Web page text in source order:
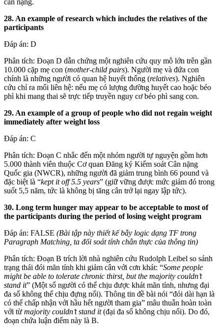
28. An example of research which includes the relatives of the
participants
Đáp án: D
Phân tích: Đoạn D dẫn chứng một nghiên cứu quy mô lớn trên gần
10.000 cặp mẹ con (mother-child pairs). Người mẹ và đứa con
chính là những người có quan hệ huyết thống (relatives). Nghiên
cứu chỉ ra mối liên hệ: nếu mẹ có lượng đường huyết cao hoặc béo
phì khi mang thai sẽ trực tiếp truyền nguy cơ béo phì sang con.
29. An example of a group of people who did not regain weight
immediately after weight loss
Đáp án: C
Phân tích: Đoạn C nhắc đến một nhóm người tự nguyện gồm hơn
5.000 thành viên thuộc Cơ quan Đăng ký Kiểm soát Cân nặng
Quốc gia (NWCR), những người đã giảm trung bình 66 pound và
đặc biệt là “kept it off 5.5 years” (giữ vững được mức giảm đó trong
suốt 5,5 năm, tức là không bị tăng cân trở lại ngay lập tức).
30. Long term hunger may appear to be acceptable to most of
the participants during the period of losing weight program
Đáp án: FALSE (Bài tập này thiết kế bẫy logic dạng TF trong
Paragraph Matching, ta đối soát tính chân thực của thông tin)
Phân tích: Đoạn B trích lời nhà nghiên cứu Rudolph Leibel so sánh
trạng thái đói mãn tính khi giảm cân với cơn khát: “Some people
might be able to tolerate chronic thirst, but the majority couldn’t
stand it” (Một số người có thể chịu được khát mãn tính, nhưng đại
đa số không thể chịu đựng nổi). Thông tin đề bài nói “đói dài hạn là
có thể chấp nhận với hầu hết người tham gia” mâu thuẫn hoàn toàn
với từ majority couldn’t stand it(đại đa số không chịu nổi). Do đó,
đoạn chứa luận điểm này là B.